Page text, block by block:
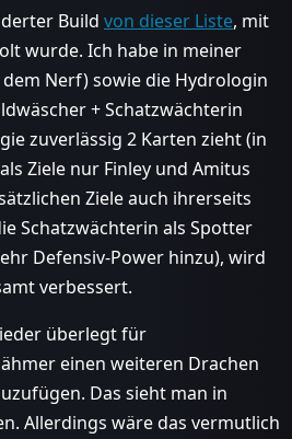
Okani
Zeitlose
irre Herzog
Armee
Cariel
3000.
3000.
Cowboy
Build von dieser Liste, mit
wurde. Ich habe in meiner
Nerf) sowie die Hydrologin
+ Schatzwächterin
zuverlässig 2 Karten zieht (in
Ziele nur Finley und Amitus
Ziele auch ihrerseits
Schatzwächterin als Spotter
Defensiv-Power hinzu), wird
verbessert.
überlegt für
einen weiteren Drachen
Das sieht man in
Allerdings wäre das vermutlich